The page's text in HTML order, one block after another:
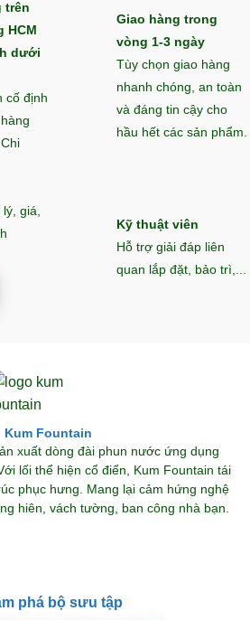
trên
HCM
dưới
cố định
Giao hàng trong
vòng 1-3 ngày
Tùy chọn giao hàng
nhanh chóng, an toàn
và đáng tin cậy cho
hầu hết các sản phẩm.
giá,
Kỹ thuật viên
Hỗ trợ giải đáp liên
quan lắp đặt, bảo trì,...
Kum Fountain
xuất dòng đài phun nước ứng dụng
lối thể hiện cổ điển, Kum Fountain tái
phục hưng. Mang lại cảm hứng nghệ
hiên, vách tường, ban công nhà bạn.
phá bộ sưu tập